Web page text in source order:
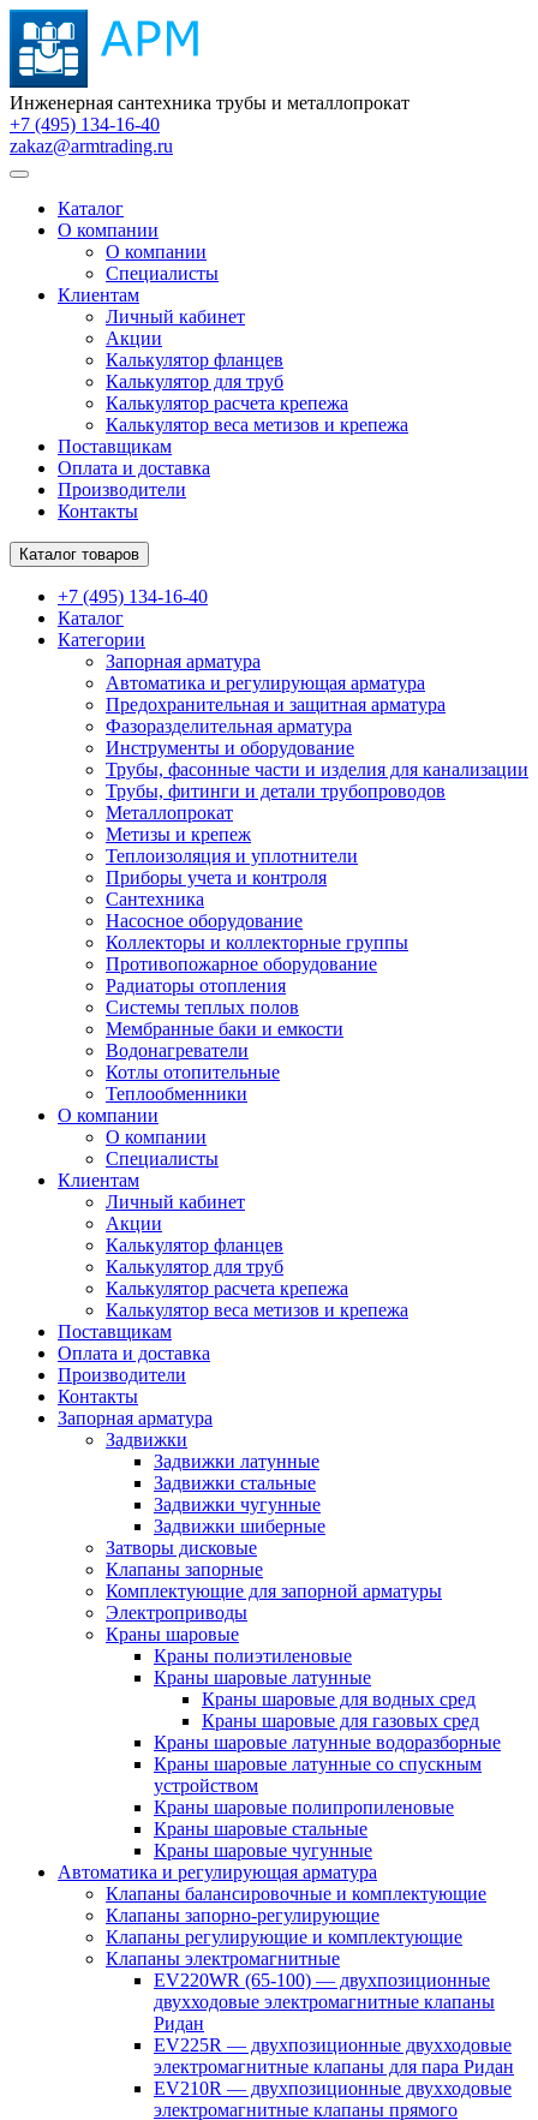
Инженерная сантехника трубы и металлопрокат
+7 (495) 134-16-40
zakaz@armtrading.ru
Каталог
О компании
О компании
Специалисты
Клиентам
Личный кабинет
Акции
Калькулятор фланцев
Калькулятор для труб
Калькулятор расчета крепежа
Калькулятор веса метизов и крепежа
Поставщикам
Оплата и доставка
Производители
Контакты
Каталог товаров
+7 (495) 134-16-40
Каталог
Категории
Запорная арматура
Автоматика и регулирующая арматура
Предохранительная и защитная арматура
Фазоразделительная арматура
Инструменты и оборудование
Трубы, фасонные части и изделия для канализации
Трубы, фитинги и детали трубопроводов
Металлопрокат
Метизы и крепеж
Теплоизоляция и уплотнители
Приборы учета и контроля
Сантехника
Насосное оборудование
Коллекторы и коллекторные группы
Противопожарное оборудование
Радиаторы отопления
Системы теплых полов
Мембранные баки и емкости
Водонагреватели
Котлы отопительные
Теплообменники
О компании
О компании
Специалисты
Клиентам
Личный кабинет
Акции
Калькулятор фланцев
Калькулятор для труб
Калькулятор расчета крепежа
Калькулятор веса метизов и крепежа
Поставщикам
Оплата и доставка
Производители
Контакты
Запорная арматура
Задвижки
Задвижки латунные
Задвижки стальные
Задвижки чугунные
Задвижки шиберные
Затворы дисковые
Клапаны запорные
Комплектующие для запорной арматуры
Электроприводы
Краны шаровые
Краны полиэтиленовые
Краны шаровые латунные
Краны шаровые для водных сред
Краны шаровые для газовых сред
Краны шаровые латунные водоразборные
Краны шаровые латунные со спускным
устройством
Краны шаровые полипропиленовые
Краны шаровые стальные
Краны шаровые чугунные
Автоматика и регулирующая арматура
Клапаны балансировочные и комплектующие
Клапаны запорно-регулирующие
Клапаны регулирующие и комплектующие
Клапаны электромагнитные
EV220WR (65-100) — двухпозиционные
двухходовые электромагнитные клапаны
Ридан
EV225R — двухпозиционные двухходовые
электромагнитные клапаны для пара Ридан
EV210R — двухпозиционные двухходовые
электромагнитные клапаны прямого